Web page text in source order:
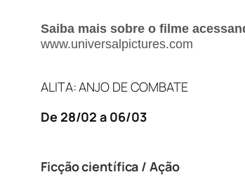
Saiba mais sobre o filme
www.universalpictures.com
ALITA: ANJO DE COMBATE
De 28/02 a 06/03
Ficção científica / Ação